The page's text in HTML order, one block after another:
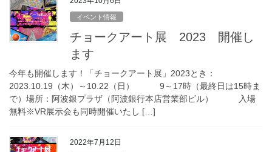
イベント情報
チョークアート展 2023 開催し
ます
今年も開催します！「チョークアート展」2023とき：
2023.10.19（木）～10.22（日） 9～17時（最終日は15時ま
で）場所：阿波銀プラザ（阿波銀行本店営業部ビル） 入場
無料※VR展示会も同時開催いたし […]
2022年7月12日